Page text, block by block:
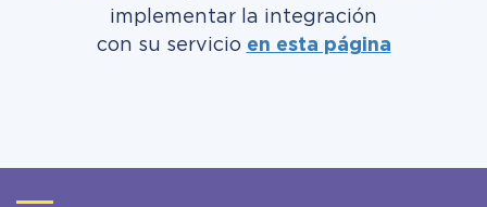
implementar la integración
con su servicio en esta página